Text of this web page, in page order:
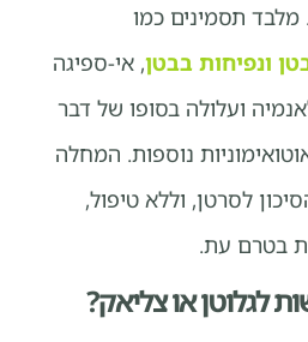
תסמינים כמו
ונפיחות בבטן, אי-ספיגה
ועלולה בסופו של דבר
נוספות. המחלה
לסרטן, וללא טיפול,
בטרם עת.
לגלוטן או צליאק?